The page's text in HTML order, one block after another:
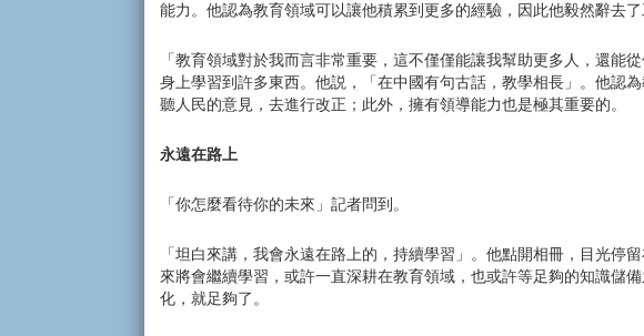
能力。他認為教育領域可以讓他積累到更多的經驗，因此他毅然辭去了
「教育領域對於我而言非常重要，這不僅僅能讓我幫助更多人，還
身上學習到許多東西。他説，「在中國有句古話，教學相長」。他認
聽人民的意見，去進行改正；此外，擁有領導能力也是極其重要的。
永遠在路上
「你怎麼看待你的未來」記者問到。
「坦白來講，我會永遠在路上的，持續學習」。他點開相冊，目光
來將會繼續學習，或許一直深耕在教育領域，也或許等足夠的知識儲
化，就足夠了。